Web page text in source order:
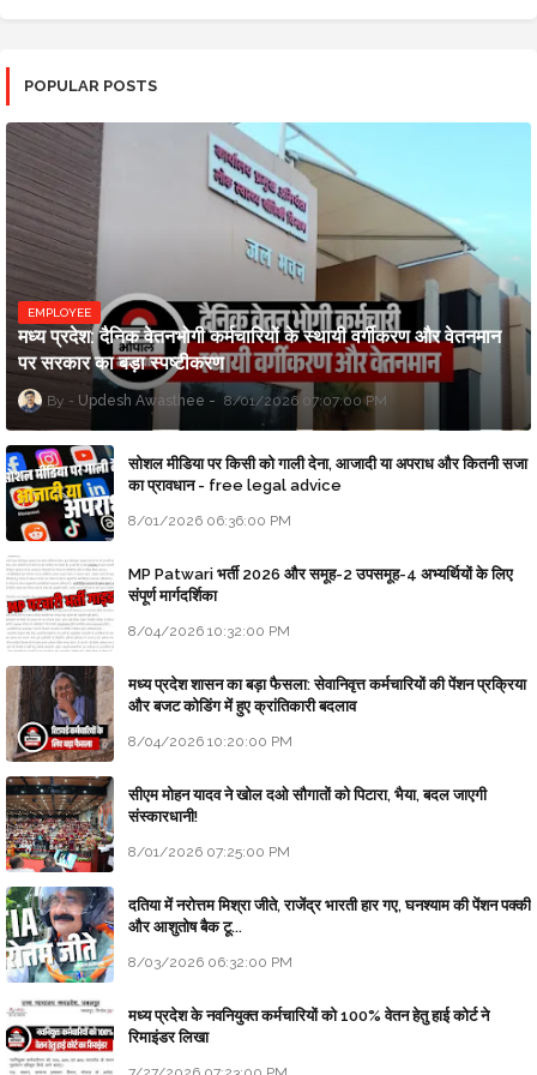
POPULAR POSTS
EMPLOYEE
मध्य प्रदेश: दैनिक वेतनभोगी कर्मचारियों के स्थायी वर्गीकरण और वेतनमान
पर सरकार का बड़ा स्पष्टीकरण
Updesh Awasthee 8/01/2026 07:07:00 PM
सोशल मीडिया पर किसी को गाली देना, आजादी या अपराध और कितनी सजा
का प्रावधान - free legal advice
8/01/2026 06:36:00 PM
MP Patwari भर्ती 2026 और समूह-2 उपसमूह-4 अभ्यर्थियों के लिए
संपूर्ण मार्गदर्शिका
8/04/2026 10:32:00 PM
मध्य प्रदेश शासन का बड़ा फैसला: सेवानिवृत्त कर्मचारियों की पेंशन प्रक्रिया
और बजट कोडिंग में हुए क्रांतिकारी बदलाव
8/04/2026 10:20:00 PM
सीएम मोहन यादव ने खोल दओ सौगातों को पिटारा, भैया, बदल जाएगी
संस्कारधानी!
8/01/2026 07:25:00 PM
दतिया में नरोत्तम मिश्रा जीते, राजेंद्र भारती हार गए, घनश्याम की पेंशन पक्की
और आशुतोष बैक टू...
8/03/2026 06:32:00 PM
मध्य प्रदेश के नवनियुक्त कर्मचारियों को 100% वेतन हेतु हाई कोर्ट ने
रिमाइंडर लिखा